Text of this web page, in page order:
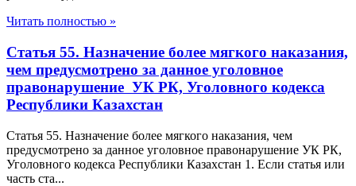
Читать полностью »
Статья 55. Назначение более мягкого наказания,
чем предусмотрено за данное уголовное
правонарушение УК РК, Уголовного кодекса
Республики Казахстан
Статья 55. Назначение более мягкого наказания, чем
предусмотрено за данное уголовное правонарушение УК РК,
Уголовного кодекса Республики Казахстан 1. Если статья или
часть ста...